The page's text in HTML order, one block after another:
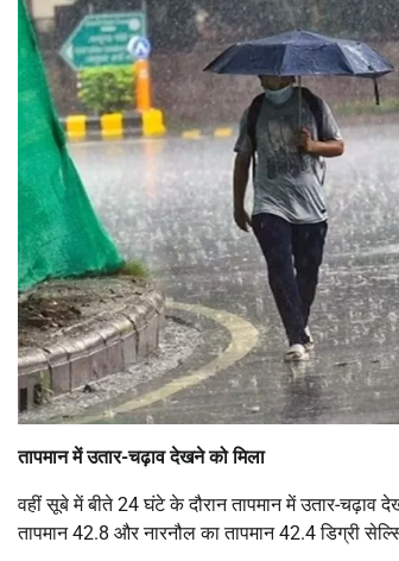
तापमान में उतार-चढ़ाव देखने को मिला
वहीं सूबे में बीते 24 घंटे के दौरान तापमान में उतार-चढ़ाव
तापमान 42.8 और नारनौल का तापमान 42.4 डिग्री